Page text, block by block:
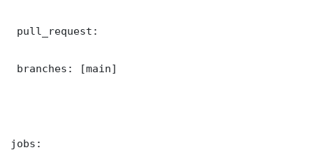
pull_request:
branches: [main]
jobs: